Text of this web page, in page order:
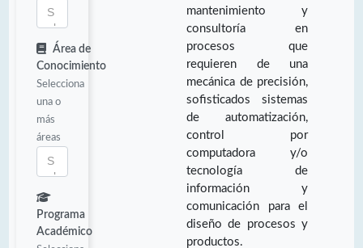
Área de
Conocimiento
Selecciona
una o
más
áreas
Programa
Académico
mantenimiento y
consultoría en
procesos que
requieren de una
mecánica de precisión,
sofisticados sistemas
de automatización,
control por
computadora y/o
tecnología de
información y
comunicación para el
diseño de procesos y
productos.